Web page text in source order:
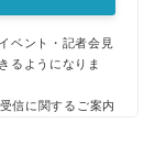
ベント・記者会見
るようになりま
信に関するご案内